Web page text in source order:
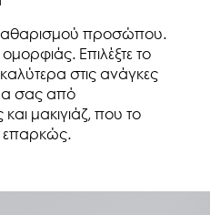
καθαρισμού προσώπου.
Επιλέξτε το
καλύτερα στις ανάγκες
σας από
μακιγιάζ, που το
επαρκώς.